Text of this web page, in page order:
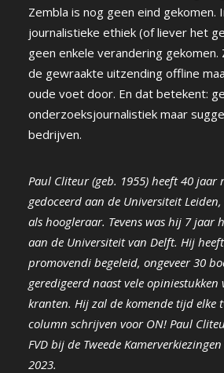
Zembla is nog geen eind gekomen.
journalistieke ethiek (of liever het
geen enkele verandering gekomen.
de gewraakte uitzending offline
oude voet door. En dat betekent:
onderzoeksjournalistiek maar
bedrijven.
Paul Cliteur (geb. 1955) heeft 40 jaar
gedoceerd aan de Universiteit
als hoogleraar. Tevens was hij 7 jaar
aan de Universiteit van Delft. Hij
promovendi begeleid, ongeveer 30
geredigeerd naast vele opiniestukken
kranten. Hij zal de komende tijd elke
column schrijven voor ON! Paul
FVD bij de Tweede
2023.